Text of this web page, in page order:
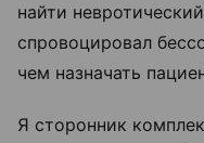
найти
спровоцировал
чем назначать
Я сторонник